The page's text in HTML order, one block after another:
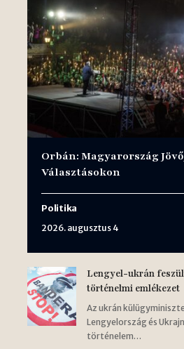
Orbán: Magyarország
Választásokon
Politika
2026. augusztus 4
Lengyel-ukrán
történelmi emlékezet
Az ukrán
Lengyelország és
történelem…